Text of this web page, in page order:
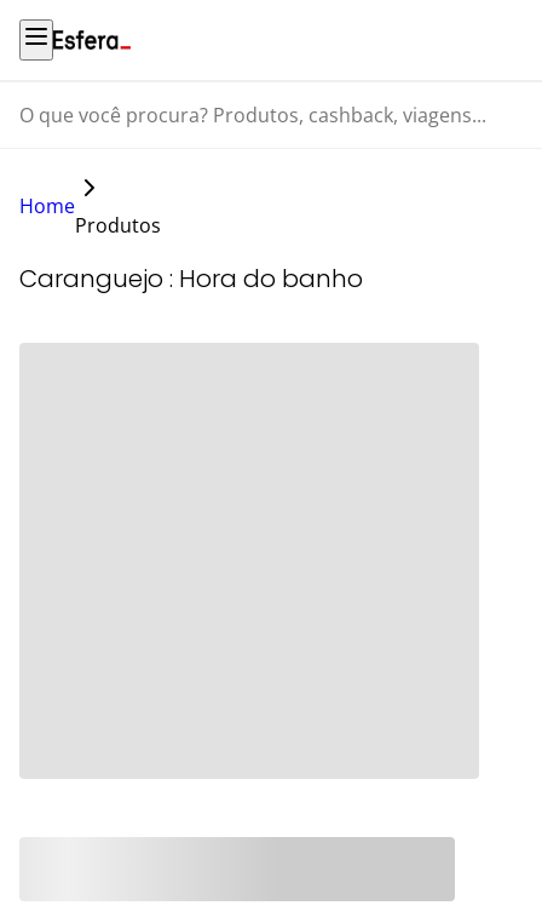
O que você procura? Produtos, cashback, viagens...
Home
Produtos
Caranguejo : Hora do banho